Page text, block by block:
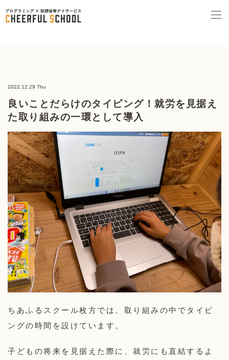
2022.12.29 Thu
良いことだらけのタイピング！就労を見据え
た取り組みの一環として導入
ちあふるスクール枚方では、取り組みの中でタイピ
ングの時間を設けています。
子どもの将来を見据えた際に、就労にも直結するよ